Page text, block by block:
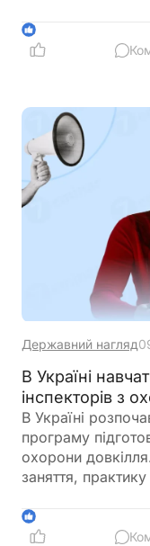
дитини
1
Державний нагляд
В Україні
інспекторів з
В Україні
програму
охорони
заняття,
1